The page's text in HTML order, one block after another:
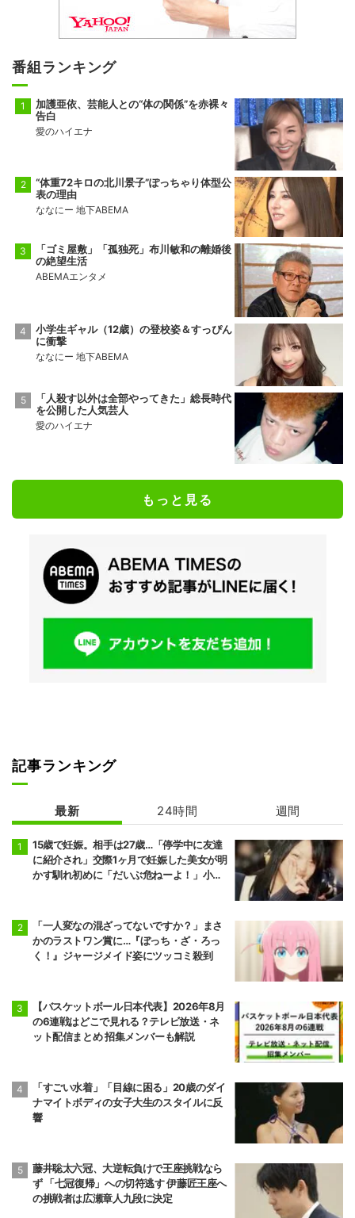
番組ランキング
加護亜依、芸能人との“体の関係”を赤裸々
告白
愛のハイエナ
“体重72キロの北川景子”ぽっちゃり体型公
表の理由
ななにー 地下ABEMA
「ゴミ屋敷」「孤独死」布川敏和の離婚後
の絶望生活
ABEMAエンタメ
小学生ギャル（12歳）の登校姿＆すっぴん
に衝撃
ななにー 地下ABEMA
「人殺す以外は全部やってきた」総長時代
を公開した人気芸人
愛のハイエナ
もっと見る
記事ランキング
最新 24時間 週間
15歳で妊娠。相手は27歳…「停学中に友達
に紹介され」交際1ヶ月で妊娠した美女が明
かす馴れ初めに「だいぶ危ねーよ！」小森
「一人変なの混ざってないですか？」まさ
かのラストワン賞に…『ぼっち・ざ・ろっ
く！』ジャージメイド姿にツッコミ殺到
【バスケットボール日本代表】2026年8月
の6連戦はどこで見れる？テレビ放送・ネ
ット配信まとめ 招集メンバーも解説
「すごい水着」「目線に困る」20歳のダイ
ナマイトボディの女子大生のスタイルに反
響
藤井聡太六冠、大逆転負けで王座挑戦なら
ず 「七冠復帰」への切符逃す 伊藤匠王座へ
の挑戦者は広瀬章人九段に決定